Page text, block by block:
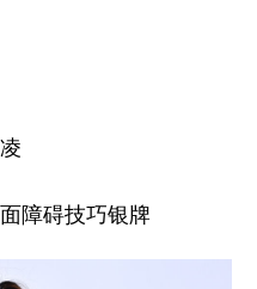
障碍技巧银牌